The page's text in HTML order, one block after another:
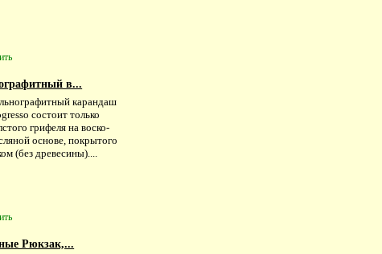
в...
карандаш
состоит только
грифеля на воско-
основе, покрытого
(без древесины)....
Рюкзак,...